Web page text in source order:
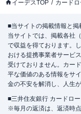
イーデスTOP カード
■当サイトの掲載情報と
当サイトでは、掲載各社
で収益を得ております。
おける提携事業者サービ
受けておりません。カー
平な価値のある情報をサ
金の不安を解消し、人生
■三井住友銀行 カードロ
※毎月の返済は、返済時